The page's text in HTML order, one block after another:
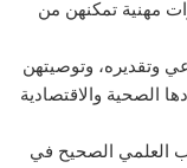
مهنية تمكنهن من
وتقديره، وتوصيتهن
الصحية والاقتصادية
العلمي الصحيح في